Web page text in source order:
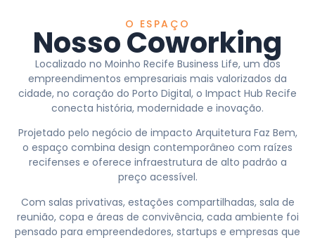
O ESPAÇO
Nosso Coworking
Localizado no Moinho Recife Business Life, um dos
empreendimentos empresariais mais valorizados da
cidade, no coração do Porto Digital, o Impact Hub Recife
conecta história, modernidade e inovação.
Projetado pelo negócio de impacto Arquitetura Faz Bem,
o espaço combina design contemporâneo com raízes
recifenses e oferece infraestrutura de alto padrão a
preço acessível.
Com salas privativas, estações compartilhadas, sala de
reunião, copa e áreas de convivência, cada ambiente foi
pensado para empreendedores, startups e empresas que